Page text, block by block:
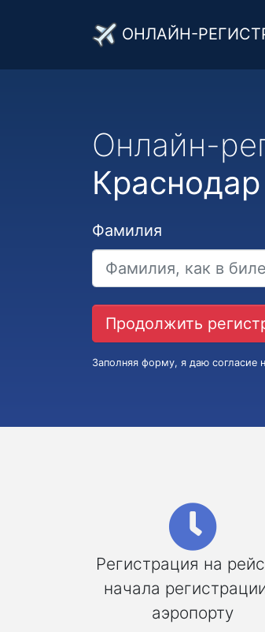
ОНЛАЙН-
Онлайн-
Фамилия
Заполняя форму, я даю согласие
Регистрация на
начала
аэропорту